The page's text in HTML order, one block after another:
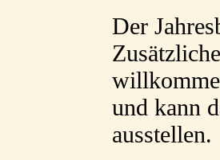
Der
und kann
ausstellen.